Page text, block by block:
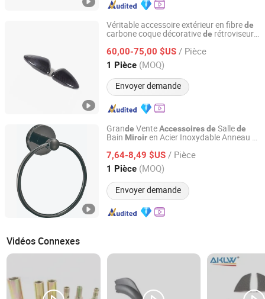
Véritable accessoire extérieur en fibrede
carbone coque décorativede rétroviseur
2023
60,00-75,00 $US / Pièce
1 Pièce (MOQ)
Envoyer demande
Dongguan Aikeliwei Carbon Fiber Technology R&D Co.,
Guangdong, China Depuis 2026
Grande VenteAccessoiresde Sallede
Bain Miroiren Acier Inoxydable Anneau à
7,64-8,49 $US / Pièce
1 Pièce (MOQ)
Envoyer demande
GUANGZHOU ATGET DECORATION & HARDWARE CO.,
Guangdong, China Depuis 2021
Vidéos Connexes